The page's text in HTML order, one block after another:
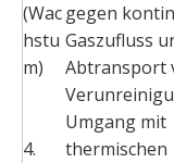
(Wac
hstu
m)
gegen
Gaszufluss
Abtransport
4.
Umgang mit
thermischen